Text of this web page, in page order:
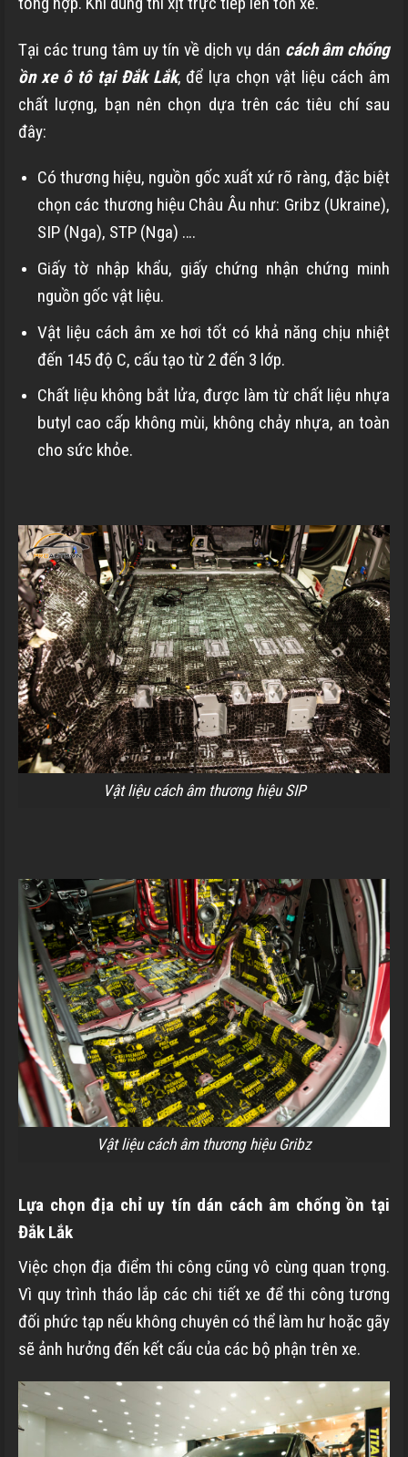
Tại các trung tâm uy tín về dịch vụ dán cách âm chống
ồn xe ô tô tại Đắk Lắk, để lựa chọn vật liệu cách âm
chất lượng, bạn nên chọn dựa trên các tiêu chí sau
đây:
Có thương hiệu, nguồn gốc xuất xứ rõ ràng, đặc biệt
chọn các thương hiệu Châu Âu như: Gribz (Ukraine),
SIP (Nga), STP (Nga) ….
Giấy tờ nhập khẩu, giấy chứng nhận chứng minh
nguồn gốc vật liệu.
Vật liệu cách âm xe hơi tốt có khả năng chịu nhiệt
đến 145 độ C, cấu tạo từ 2 đến 3 lớp.
Chất liệu không bắt lửa, được làm từ chất liệu nhựa
butyl cao cấp không mùi, không chảy nhựa, an toàn
cho sức khỏe.
Vật liệu cách âm thương hiệu SIP
Vật liệu cách âm thương hiệu Gribz
Lựa chọn địa chỉ uy tín dán cách âm chống ồn tại
Đắk Lắk
Việc chọn địa điểm thi công cũng vô cùng quan trọng.
Vì quy trình tháo lắp các chi tiết xe để thi công tương
đối phức tạp nếu không chuyên có thể làm hư hoặc gãy
sẽ ảnh hưởng đến kết cấu của các bộ phận trên xe.